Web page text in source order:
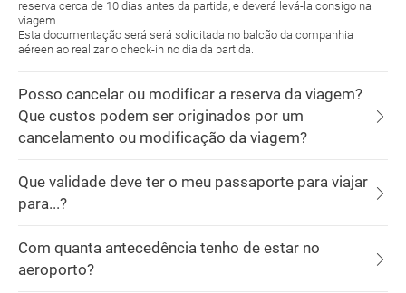
reserva cerca de 10 dias antes da partida, e deverá levá-la consigo na
viagem.
Esta documentação será será solicitada no balcão da companhia
aéreen ao realizar o check-in no dia da partida.
Posso cancelar ou modificar a reserva da viagem?
Que custos podem ser originados por um
cancelamento ou modificação da viagem?
Que validade deve ter o meu passaporte para viajar
para...?
Com quanta antecedência tenho de estar no
aeroporto?